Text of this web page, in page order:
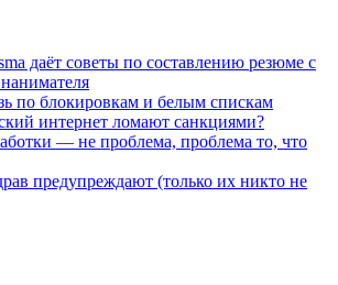
даёт советы по составлению резюме с
по блокировкам и белым спискам
интернет ломают санкциями?
— не проблема, проблема то, что
предупреждают (только их никто не